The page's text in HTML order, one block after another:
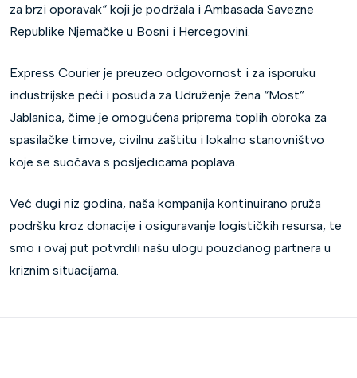
za brzi oporavak“ koji je podržala i Ambasada Savezne
Republike Njemačke u Bosni i Hercegovini.
Express Courier je preuzeo odgovornost i za isporuku
industrijske peći i posuđa za Udruženje žena “Most”
Jablanica, čime je omogućena priprema toplih obroka za
spasilačke timove, civilnu zaštitu i lokalno stanovništvo
koje se suočava s posljedicama poplava.
Već dugi niz godina, naša kompanija kontinuirano pruža
podršku kroz donacije i osiguravanje logističkih resursa, te
smo i ovaj put potvrdili našu ulogu pouzdanog partnera u
kriznim situacijama.